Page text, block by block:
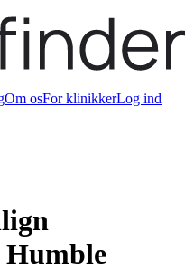
Om osFor klinikkerLog ind
Humble